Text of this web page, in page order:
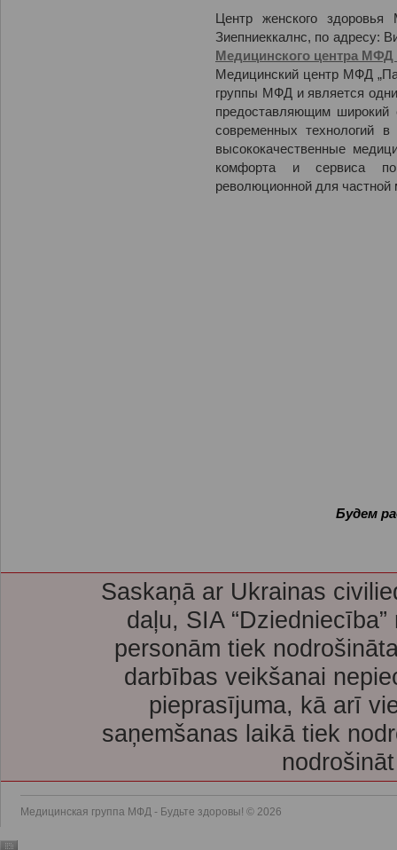
Центр женского
Зиепниеккалнс, по адресу:
Медицинского центра МФД
Медицинский центр МФД
группы МФД и является
предоставляющим широкий
современных технологий
высококачественные
комфорта и сервиса
революционной для
Будем
Saskaņā ar Ukrainas
daļu, SIA
personām tiek
darbības veikšanai
pieprasījuma, kā arī
saņemšanas laikā tiek
Медицинская группа МФД - Будьте здоровы! © 2026